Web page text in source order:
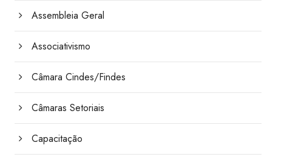
Assembleia Geral
Associativismo
Câmara Cindes/Findes
Câmaras Setoriais
Capacitação